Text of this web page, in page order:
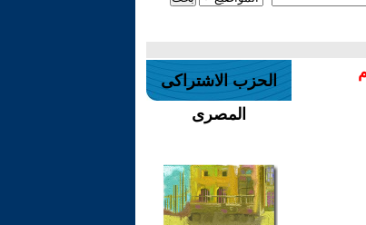
الحزب الاشتراكى
المصرى